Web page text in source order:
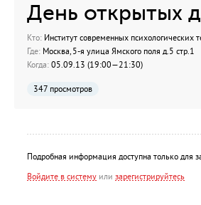
День открытых
Кто: Институт современных психологических
Где: Москва, 5-я улица Ямского поля д.5 стр.1
Когда: 05.09.13 (19:00—21:30)
347 просмотров
Подробная информация доступна только для
Войдите в систему или зарегистрируйтесь